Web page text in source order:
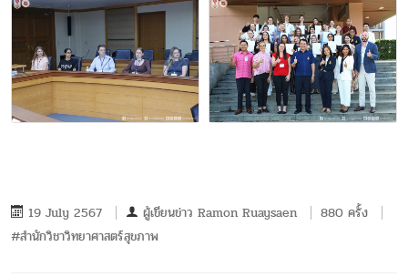
19 July 2567 ผู้เขียนข่าว Ramon Ruaysaen
880 ครั้ง
#สำนักวิชาวิทยาศาสตร์สุขภาพ